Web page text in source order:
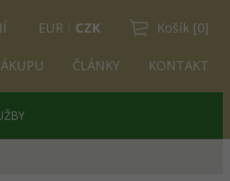
Košík [0]
EUR CZK
ČLÁNKY KONTAKT